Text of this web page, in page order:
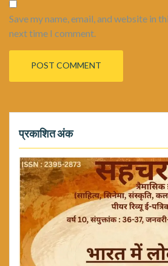
Save my name, email, and website in
next time I comment.
प्रकाशित अंक